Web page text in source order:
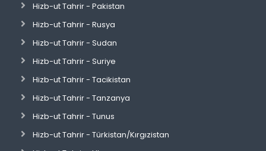
Hizb-ut Tahrir - Pakistan
Hizb-ut Tahrir - Rusya
Hizb-ut Tahrir - Sudan
Hizb-ut Tahrir - Suriye
Hizb-ut Tahrir - Tacikistan
Hizb-ut Tahrir - Tanzanya
Hizb-ut Tahrir - Tunus
Hizb-ut Tahrir - Türkistan/Kırgızistan